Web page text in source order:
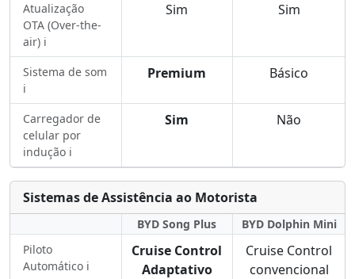
Atualização
OTA (Over-the-
air) ℹ️
Sim Sim
Sistema de som
ℹ️
Premium Básico
Carregador de
celular por
indução ℹ️
Sim Não
Sistemas de Assistência ao Motorista
BYD Song Plus
BYD Dolphin Mini
Piloto
Automático ℹ️
Cruise Control
Adaptativo
Cruise Control
convencional